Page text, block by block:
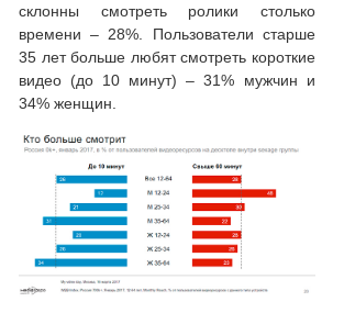
склонны смотреть ролики столько
времени – 28%. Пользователи старше
35 лет больше любят смотреть короткие
видео (до 10 минут) – 31% мужчин и
34% женщин.